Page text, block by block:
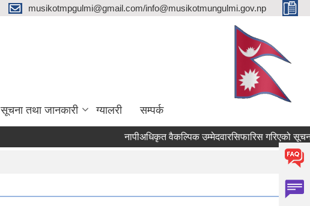
musikotmpgulmi@gmail.com/info@musikotmungulmi.gov.np
सूचना तथा जानकारी ग्यालरी सम्पर्क
नापीअधिकृत वैकल्पिक उम्मेदवारसिफारिस गरिएको सूचना।